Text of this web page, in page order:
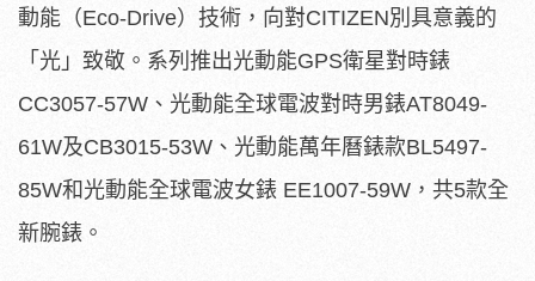
動能（Eco-Drive）技術，向對CITIZEN別具意義的
「光」致敬。系列推出光動能GPS衛星對時錶
CC3057-57W、光動能全球電波對時男錶AT8049-
61W及CB3015-53W、光動能萬年曆錶款BL5497-
85W和光動能全球電波女錶 EE1007-59W，共5款全
新腕錶。